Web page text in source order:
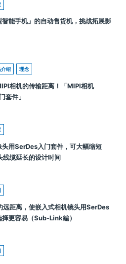
智能手机」的自动售货机，挑战拓展影
介绍 理念
相机的传输距离！「MIPI相机
套件」
头用SerDes入门套件，可大幅缩短
线缆延长的设计时间
远距离，使嵌入式相机镜头用SerDes
更容易（Sub-Link編）